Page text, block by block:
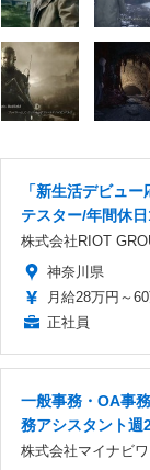
「新生活デビュ
テスター/年間休
株式会社RIOT
神奈川県
月給28万円～
正社員
一般事務・OA事
務アシスタント週
株式会社マイナビ